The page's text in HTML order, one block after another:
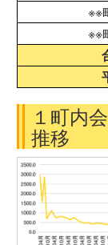
※※
※※
１町内
推移